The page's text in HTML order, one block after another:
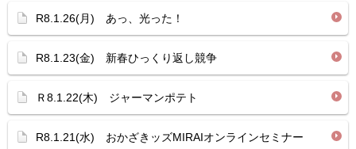
R8.1.26(月) あっ、光った！
R8.1.23(金) 新春ひっくり返し競争
Ｒ8.1.22(木) ジャーマンポテト
R8.1.21(水) おかざきッズMIRAIオンラインセミナー